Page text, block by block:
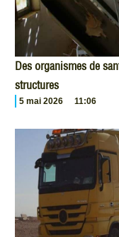
Des organismes de
structures
5 mai 2026 11:06